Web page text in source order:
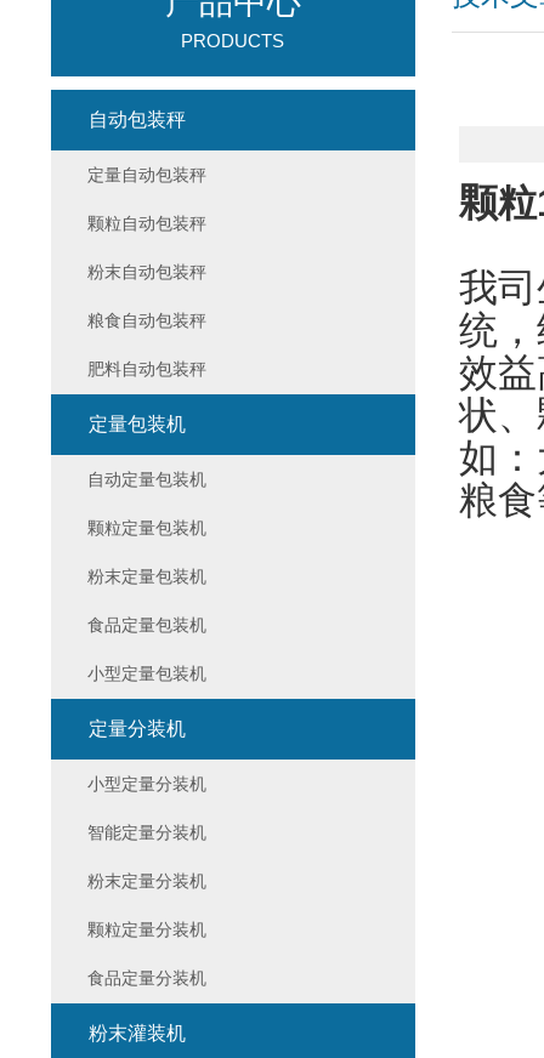
颗
我
统
效
状
如
粮
PRODUCTS
自动包装秤
定量自动包装秤
颗粒自动包装秤
粉末自动包装秤
粮食自动包装秤
肥料自动包装秤
定量包装机
自动定量包装机
颗粒定量包装机
粉末定量包装机
食品定量包装机
小型定量包装机
定量分装机
小型定量分装机
智能定量分装机
粉末定量分装机
颗粒定量分装机
食品定量分装机
粉末灌装机